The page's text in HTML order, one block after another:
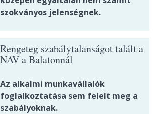
szokványos jelenségnek.
Rengeteg szabálytalanságot talált a
NAV a Balatonnál
Az alkalmi munkavállalók
foglalkoztatása sem felelt meg a
szabályoknak.